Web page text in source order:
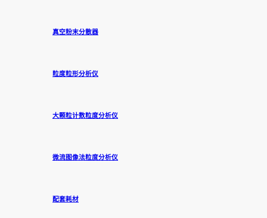
真空粉末分散器
粒度粒形分析仪
大颗粒计数粒度分析仪
微流图像法粒度分析仪
配套耗材